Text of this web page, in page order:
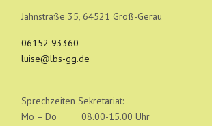
Jahnstraße 35, 64521 Groß-Gerau
06152 93360
luise@lbs-gg.de
Sprechzeiten Sekretariat:
Mo – Do 08.00-15.00 Uhr